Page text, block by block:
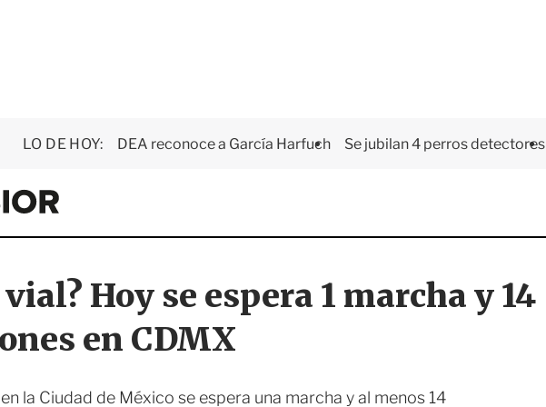
LO DE HOY: DEA reconoce a García Harfuch Se jubilan 4 perros detectores
E
x
e
s
o
Hoy se espera 1 marcha y 14
en CDMX
la Ciudad de México se espera una marcha y al menos 14